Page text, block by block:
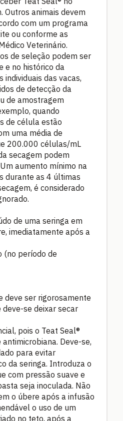
Outros animais devem
com um programa
ou conforme as
Veterinário.
de seleção podem ser
e no histórico da
das vacas,
de detecção da
de amostragem
quando
de célula estão
uma média de
200.000 células/mL
secagem podem
aumento mínimo na
durante as 4 últimas
é considerado
de uma seringa em
imediatamente após a
(no período de
deve ser rigorosamente
se deixar secar
pois o Teat Seal®
Deve-se,
para evitar
da seringa. Introduza o
com pressão suave e
seja inoculada. Não
o úbere após a infusão
o uso de um
no teto, após a